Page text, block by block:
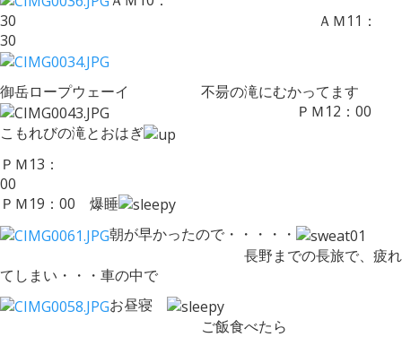
30 ＡＭ11：
御岳ロープウェーイ 不昜の滝にむかってます
ＰＭ12：00
こもれびの滝とおはぎ
ＰＭ13：
ＰＭ19：00 爆睡
朝が早かったので・・・・・
長野までの長旅で、疲れ
てしまい・・・車の中で
お昼寝
ご飯食べたら